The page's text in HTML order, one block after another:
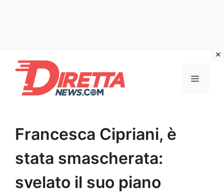
contenuto
Menu
Francesca Cipriani, è
stata smascherata:
svelato il suo piano